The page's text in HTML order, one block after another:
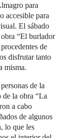
para
accesible para
El sábado
“El burlador
de
disfrutar tanto
misma.
de la
la obra “La
a cabo
de algunos
lo que les